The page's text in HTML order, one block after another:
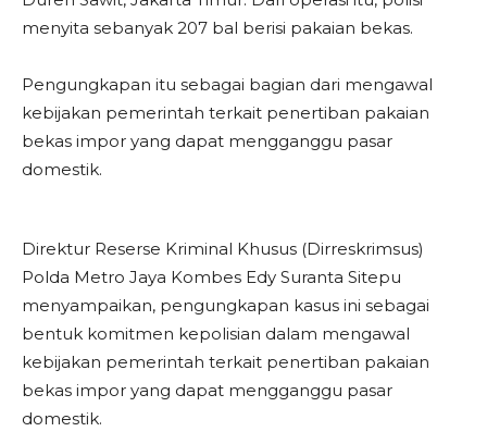
menyita sebanyak 207 bal berisi pakaian bekas.
Pengungkapan itu sebagai bagian dari mengawal
kebijakan pemerintah terkait penertiban pakaian
bekas impor yang dapat mengganggu pasar
domestik.
Direktur Reserse Kriminal Khusus (Dirreskrimsus)
Polda Metro Jaya Kombes Edy Suranta Sitepu
menyampaikan, pengungkapan kasus ini sebagai
bentuk komitmen kepolisian dalam mengawal
kebijakan pemerintah terkait penertiban pakaian
bekas impor yang dapat mengganggu pasar
domestik.